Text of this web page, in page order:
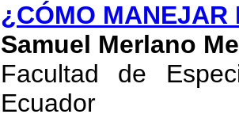
¿CÓMO
Samuel Merlano
Facultad de
Ecuador